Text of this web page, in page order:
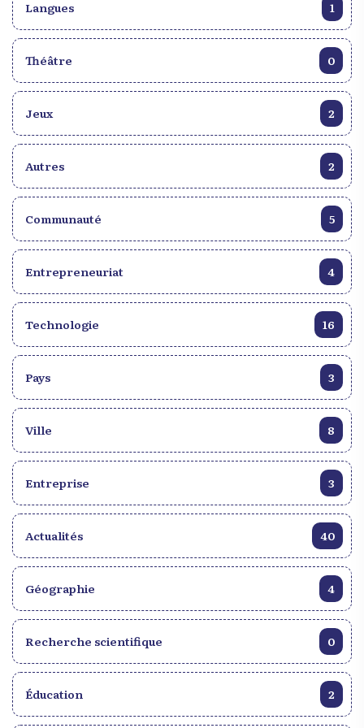
des pays tels que le Venezuela, la Colombie et le
Mexique, contribuant ainsi à l’éradication
progressive de cette institution dans toute la région.
Bien que Haïti n’ait pas participé directement à la
guerre civile américaine, de nombreux Haïtiens et
descendants d’Haïtiens ont joué un rôle crucial
dans le mouvement abolitionniste aux États-Unis.
Des figures qui étaient d’origine haïtienne ou
importantes dans la lutte contre l’esclavage et pour
l’égalité des droits aux États-Unis. L’héritage de la
résistance et de courage pour les générations
futures. Aujourd’hui, alors que le monde continue
de lutter contre l’injustice et l’oppression sous
diverses formes, l’histoire d’Haïti nous rappelle que
le combat pour la liberté est un combat universel,
qui transcende les frontières et les époques. La
participation d’Haïti dans l’abolition de l’esclavage
l’histoire de l’humanité. À travers leur courage et
leur détermination, les Haïtiens ont ouvert la voie à
un avenir où la liberté et l’égalité sont des droits
Langues 1
Théâtre 0
Jeux 2
Autres 2
Communauté 5
Entrepreneuriat 4
Technologie 16
Pays 3
Ville 8
Entreprise 3
Actualités 40
Géographie 4
Recherche scientifique 0
Éducation 2